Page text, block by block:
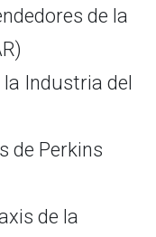
de la
la Industria del
de Perkins
de la